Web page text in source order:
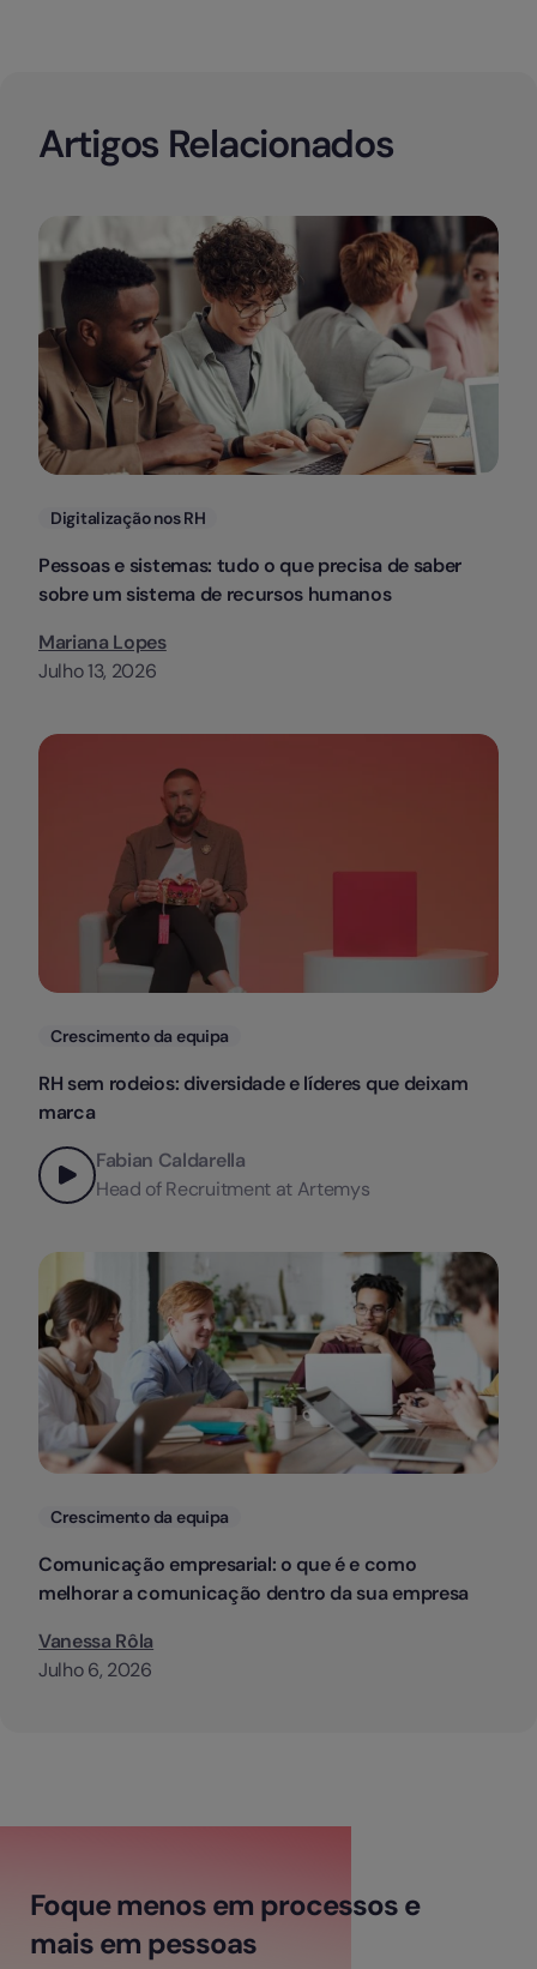
Artigos Relacionados
Categorias
Digitalização nos RH
Pessoas e sistemas: tudo o que precisa de saber
sobre um sistema de recursos humanos
Mariana Lopes
Julho 13, 2026
Categorias
Crescimento da equipa
RH sem rodeios: diversidade e líderes que deixam
marca
Fabian Caldarella
Head of Recruitment at Artemys
Categorias
Crescimento da equipa
Comunicação empresarial: o que é e como
melhorar a comunicação dentro da sua empresa
Vanessa Rôla
Julho 6, 2026
Foque menos em processos e
mais em pessoas